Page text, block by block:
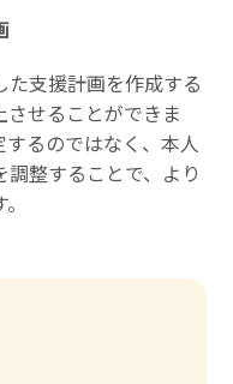
支援計画を作成する
せることができま
るのではなく、本人
整することで、より